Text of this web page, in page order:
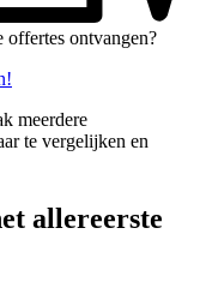
ontvangen?
meerdere
te vergelijken en
allereerste